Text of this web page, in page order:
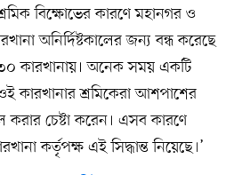
বিক্ষোভের কারণে মহানগর ও
অনির্দিষ্টকালের জন্য বন্ধ করেছে
কারখানায়। অনেক সময় একটি
কারখানার শ্রমিকেরা আশপাশের
চেষ্টা করেন। এসব কারণে
কর্তৃপক্ষ এই সিদ্ধান্ত নিয়েছে।’